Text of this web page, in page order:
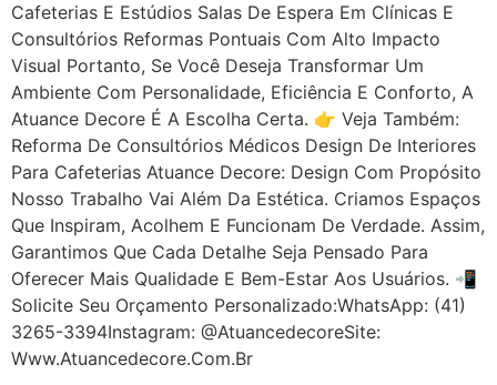
Cafeterias E Estúdios Salas De Espera Em Clínicas E
Consultórios Reformas Pontuais Com Alto Impacto
Visual Portanto, Se Você Deseja Transformar Um
Ambiente Com Personalidade, Eficiência E Conforto, A
Atuance Decore É A Escolha Certa. 👉 Veja Também:
Reforma De Consultórios Médicos Design De Interiores
Para Cafeterias Atuance Decore: Design Com Propósito
Nosso Trabalho Vai Além Da Estética. Criamos Espaços
Que Inspiram, Acolhem E Funcionam De Verdade. Assim,
Garantimos Que Cada Detalhe Seja Pensado Para
Oferecer Mais Qualidade E Bem-Estar Aos Usuários. 📲
Solicite Seu Orçamento Personalizado:WhatsApp: (41)
3265-3394Instagram: @atuancedecoreSite:
Www.atuancedecore.com.br